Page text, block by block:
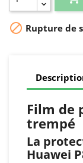
 Rupture de
Film de
trempé
La
Huawei